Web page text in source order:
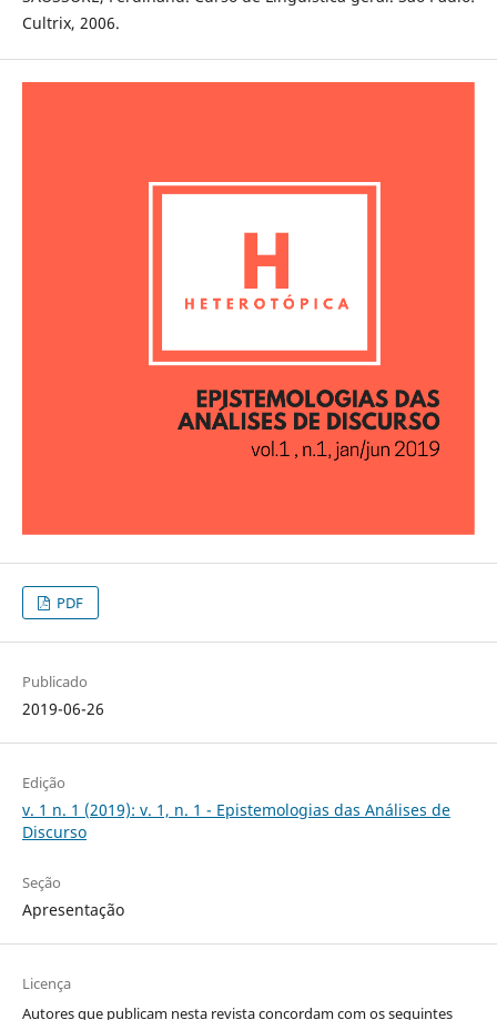
Cultrix, 2006.
PDF
Publicado
2019-06-26
Edição
v. 1 n. 1 (2019): v. 1, n. 1 - Epistemologias das Análises de
Discurso
Seção
Apresentação
Licença
Autores que publicam nesta revista concordam com os seguintes